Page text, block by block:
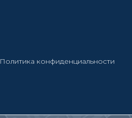
Политика конфиденциальности